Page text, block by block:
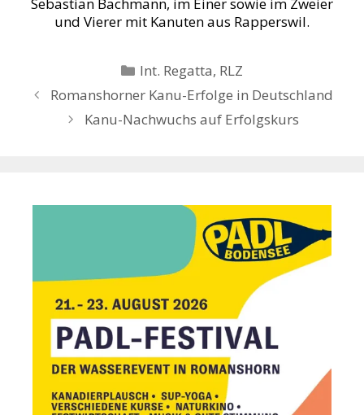
Sebastian Bachmann, im Einer sowie im Zweier
und Vierer mit Kanuten aus Rapperswil.
Kategorien
Int. Regatta, RLZ
Romanshorner Kanu-Erfolge in Deutschland
Kanu-Nachwuchs auf Erfolgskurs